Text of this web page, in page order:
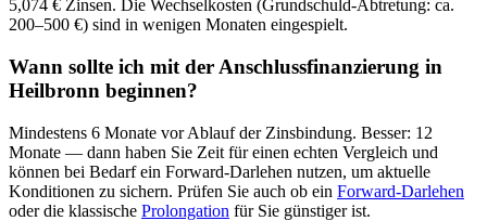
5,074 € Zinsen. Die Wechselkosten (Grundschuld-Abtretung: ca.
200–500 €) sind in wenigen Monaten eingespielt.
Wann sollte ich mit der Anschlussfinanzierung in
Heilbronn beginnen?
Mindestens 6 Monate vor Ablauf der Zinsbindung. Besser: 12
Monate — dann haben Sie Zeit für einen echten Vergleich und
können bei Bedarf ein Forward-Darlehen nutzen, um aktuelle
Konditionen zu sichern. Prüfen Sie auch ob ein Forward-Darlehen
oder die klassische Prolongation für Sie günstiger ist.